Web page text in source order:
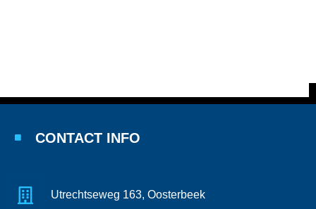
CONTACT INFO
Utrechtseweg 163, Oosterbeek